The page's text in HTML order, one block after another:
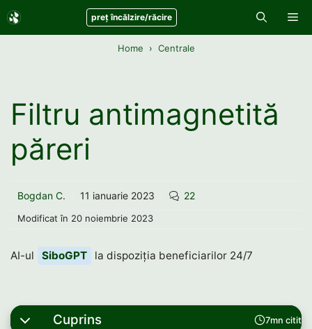
Sari
la
preț încălzire/răcire
Home Centrale
Filtru antimagnetită
păreri
Bogdan C. 11 ianuarie 2023 22
Modificat în 20 noiembrie 2023
AI-ul SiboGPT la dispoziția beneficiarilor 24/7
7mn citit
Cuprins